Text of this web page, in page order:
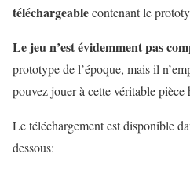
téléchargeablecontenant le
Le jeu n’est évidemment pas
prototype de l’époque, mais il
pouvez jouer à cette véritable
Le téléchargement est disponible
dessous: